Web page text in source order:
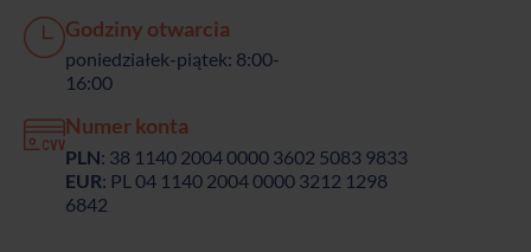
Godziny otwarcia
poniedziałek-piątek: 8:00-
16:00
Numer konta
PLN: 38 1140 2004 0000 3602 5083 9833
EUR: PL 04 1140 2004 0000 3212 1298
6842